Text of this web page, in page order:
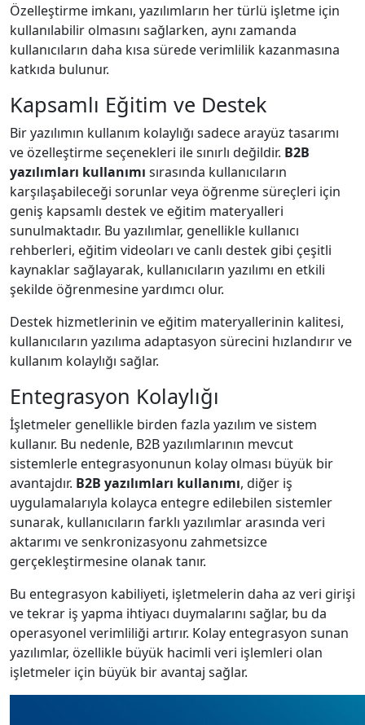
Özelleştirme imkanı, yazılımların her türlü işletme için
kullanılabilir olmasını sağlarken, aynı zamanda
kullanıcıların daha kısa sürede verimlilik kazanmasına
katkıda bulunur.
Kapsamlı Eğitim ve Destek
Bir yazılımın kullanım kolaylığı sadece arayüz tasarımı
ve özelleştirme seçenekleri ile sınırlı değildir. B2B
yazılımları kullanımı sırasında kullanıcıların
karşılaşabileceği sorunlar veya öğrenme süreçleri için
geniş kapsamlı destek ve eğitim materyalleri
sunulmaktadır. Bu yazılımlar, genellikle kullanıcı
rehberleri, eğitim videoları ve canlı destek gibi çeşitli
kaynaklar sağlayarak, kullanıcıların yazılımı en etkili
şekilde öğrenmesine yardımcı olur.
Destek hizmetlerinin ve eğitim materyallerinin kalitesi,
kullanıcıların yazılıma adaptasyon sürecini hızlandırır ve
kullanım kolaylığı sağlar.
Entegrasyon Kolaylığı
İşletmeler genellikle birden fazla yazılım ve sistem
kullanır. Bu nedenle, B2B yazılımlarının mevcut
sistemlerle entegrasyonunun kolay olması büyük bir
avantajdır. B2B yazılımları kullanımı, diğer iş
uygulamalarıyla kolayca entegre edilebilen sistemler
sunarak, kullanıcıların farklı yazılımlar arasında veri
aktarımı ve senkronizasyonu zahmetsizce
gerçekleştirmesine olanak tanır.
Bu entegrasyon kabiliyeti, işletmelerin daha az veri girişi
ve tekrar iş yapma ihtiyacı duymalarını sağlar, bu da
operasyonel verimliliği artırır. Kolay entegrasyon sunan
yazılımlar, özellikle büyük hacimli veri işlemleri olan
işletmeler için büyük bir avantaj sağlar.